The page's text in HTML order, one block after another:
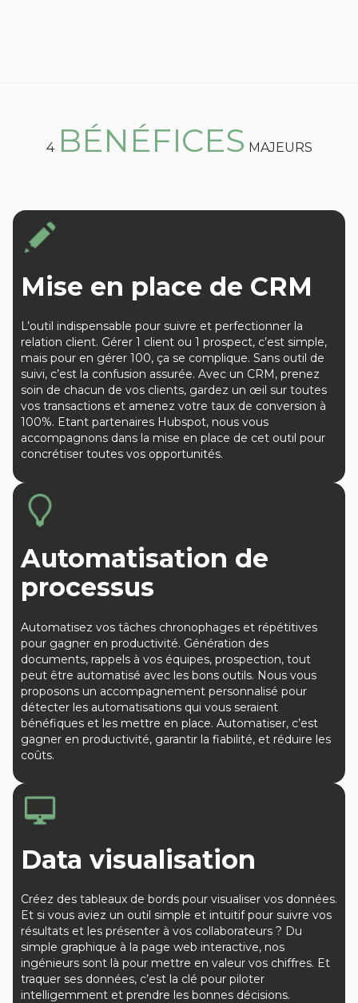
4 BÉNÉFICES MAJEURS
Mise en place de CRM
L’outil indispensable pour suivre et perfectionner la
relation client. Gérer 1 client ou 1 prospect, c’est simple,
mais pour en gérer 100, ça se complique. Sans outil de
suivi, c’est la confusion assurée. Avec un CRM, prenez
soin de chacun de vos clients, gardez un œil sur toutes
vos transactions et amenez votre taux de conversion à
100%. Etant partenaires Hubspot, nous vous
accompagnons dans la mise en place de cet outil pour
concrétiser toutes vos opportunités.
Automatisation de
processus
Automatisez vos tâches chronophages et répétitives
pour gagner en productivité. Génération des
documents, rappels à vos équipes, prospection, tout
peut être automatisé avec les bons outils. Nous vous
proposons un accompagnement personnalisé pour
détecter les automatisations qui vous seraient
bénéfiques et les mettre en place. Automatiser, c’est
gagner en productivité, garantir la fiabilité, et réduire les
coûts.
Data visualisation
Créez des tableaux de bords pour visualiser vos données.
Et si vous aviez un outil simple et intuitif pour suivre vos
résultats et les présenter à vos collaborateurs ? Du
simple graphique à la page web interactive, nos
ingénieurs sont là pour mettre en valeur vos chiffres. Et
traquer ses données, c’est la clé pour piloter
intelligemment et prendre les bonnes décisions.